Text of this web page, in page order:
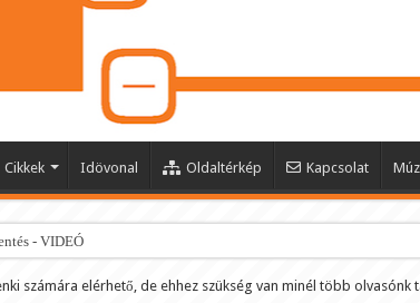
Cikkek Idövonal Oldaltérkép Kapcsolat
- VIDEÓ
szokások 2.0
számára elérhető, de ehhez szükség van minél több olvasónk